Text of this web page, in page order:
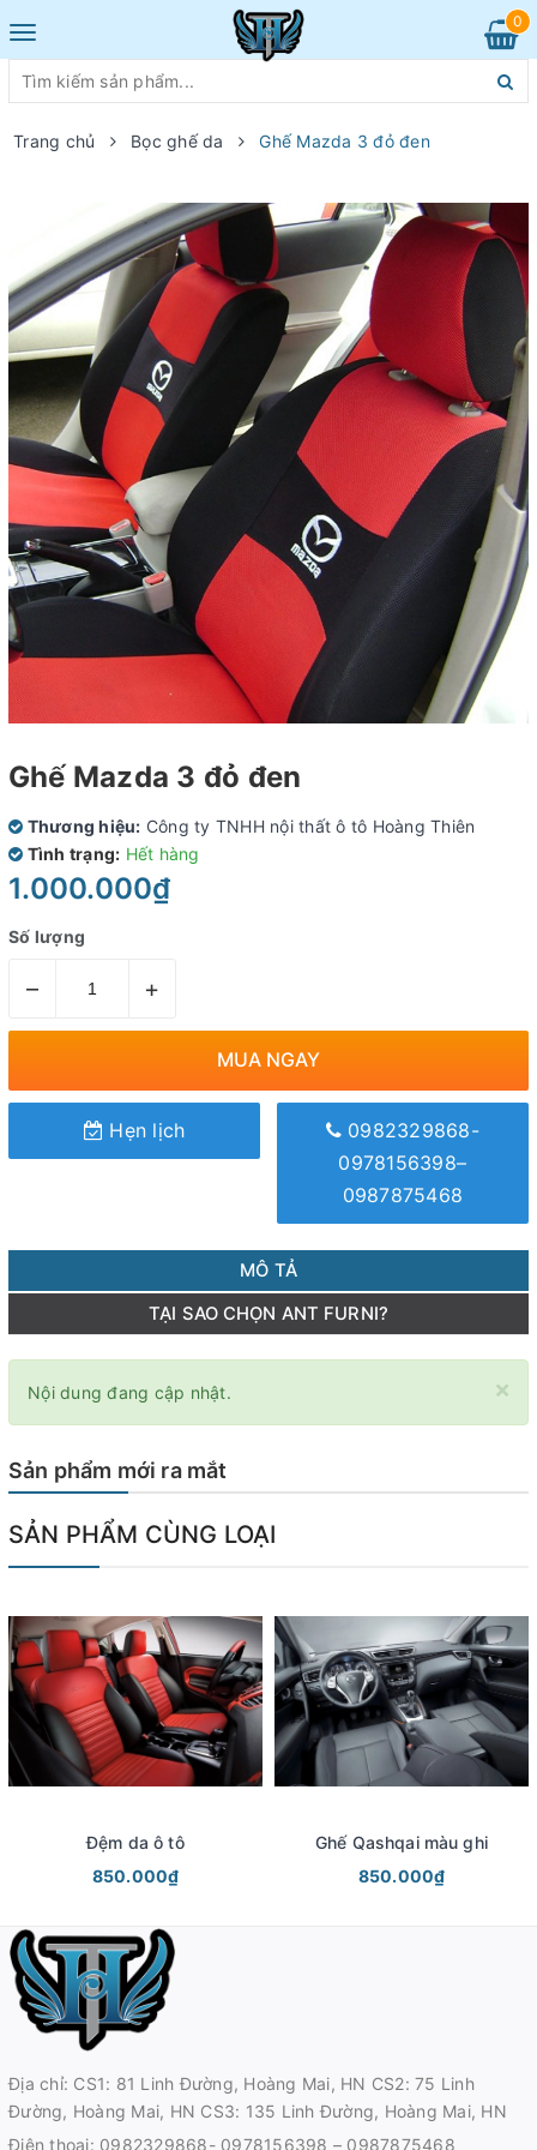
Toggle
navigation
0
Trang chủ Bọc ghế da Ghế Mazda 3 đỏ đen
Ghế Mazda 3 đỏ đen
Thương hiệu: Công ty TNHH nội thất ô tô Hoàng Thiên
Tình trạng: Hết hàng
1.000.000₫
Số lượng
– +
MUA NGAY
Hẹn lịch
0982329868-
0978156398–
0987875468
MÔ TẢ
TẠI SAO CHỌN ANT FURNI?
×
Nội dung đang cập nhật.
Sản phẩm mới ra mắt
SẢN PHẨM CÙNG LOẠI
Đệm da ô tô
850.000₫
Ghế Qashqai màu ghi
850.000₫
Địa chỉ: CS1: 81 Linh Đường, Hoàng Mai, HN CS2: 75 Linh
Đường, Hoàng Mai, HN CS3: 135 Linh Đường, Hoàng Mai, HN
Điện thoại: 0982329868- 0978156398 – 0987875468